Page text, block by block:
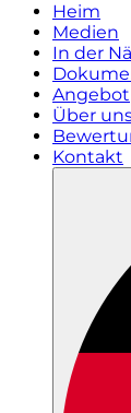
Heim
Medien
In der
Angebot
Über
Kontakt